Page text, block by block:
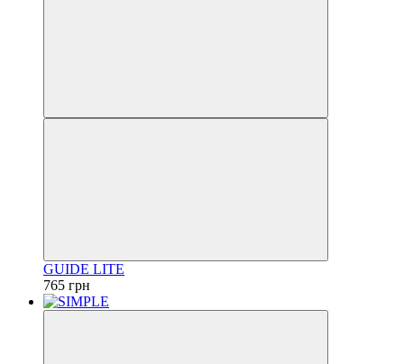
GUIDE LITE
765 грн